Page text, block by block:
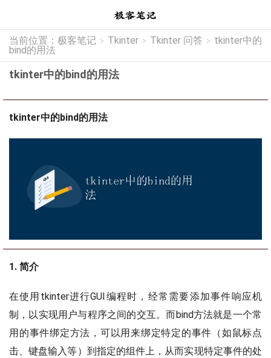
当前位置： 极客笔记 > Tkinter > Tkinter 问答 > tkinter中的
bind的用法
tkinter中的bind的用法
tkinter中的bind的用法
1. 简介
在使用tkinter进行GUI编程时，经常需要添加事件响应机
制，以实现用户与程序之间的交互。而bind方法就是一个常
用的事件绑定方法，可以用来绑定特定的事件（如鼠标点
击、键盘输入等）到指定的组件上，从而实现特定事件的处